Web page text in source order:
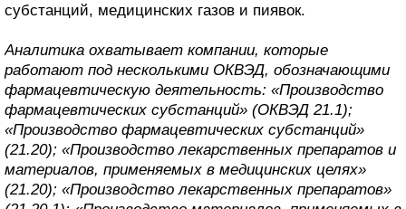
субстанций, медицинских газов и пиявок.
Аналитика охватывает компании, которые
работают под несколькими ОКВЭД, обозначающими
фармацевтическую деятельность: «Производство
фармацевтических субстанций» (ОКВЭД 21.1);
«Производство фармацевтических субстанций»
(21.20); «Производство лекарственных препаратов и
материалов, применяемых в медицинских целях»
(21.20); «Производство лекарственных препаратов»